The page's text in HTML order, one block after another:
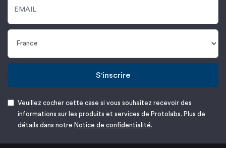
S'inscrire
Veuillez cocher cette case si vous souhaitez recevoir des
informations sur les produits et services de Protolabs. Plus de
détails dans notre Notice de confidentialité.